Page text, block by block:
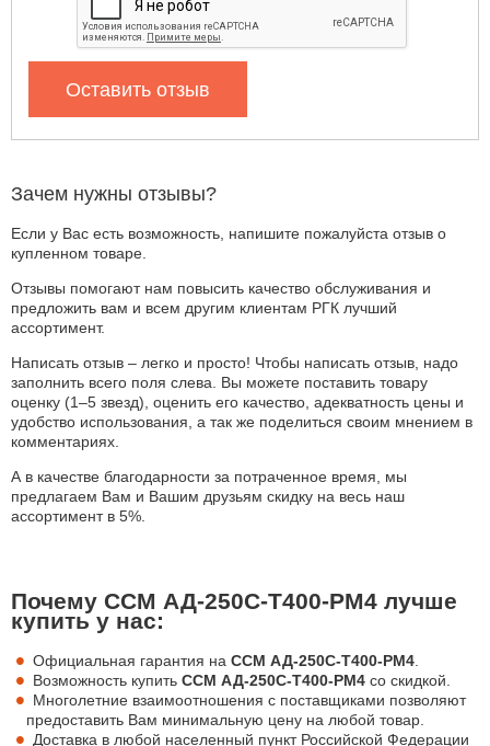
Оставить отзыв
Зачем нужны отзывы?
Если у Вас есть возможность, напишите пожалуйста отзыв о
купленном товаре.
Отзывы помогают нам повысить качество обслуживания и
предложить вам и всем другим клиентам РГК лучший
ассортимент.
Написать отзыв – легко и просто! Чтобы написать отзыв, надо
заполнить всего поля слева. Вы можете поставить товару
оценку (1–5 звезд), оценить его качество, адекватность цены и
удобство использования, а так же поделиться своим мнением в
комментариях.
А в качестве благодарности за потраченное время, мы
предлагаем Вам и Вашим друзьям скидку на весь наш
ассортимент в 5%.
Почему ССМ АД-250С-Т400-РМ4 лучше
купить у нас:
Официальная гарантия наССМ АД-250С-Т400-РМ4
Возможность купитьССМ АД-250С-Т400-РМ4 со скидкой.
Многолетние взаимоотношения с поставщиками позволяют
предоставить Вам минимальную цену на любой товар.
Доставка в любой населенный пункт Российской Федерации